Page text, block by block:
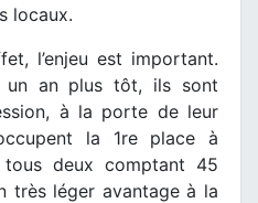
locaux.
l’enjeu est important.
un an plus tôt, ils sont
à la porte de leur
la 1re place à
deux comptant 45
très léger avantage à la